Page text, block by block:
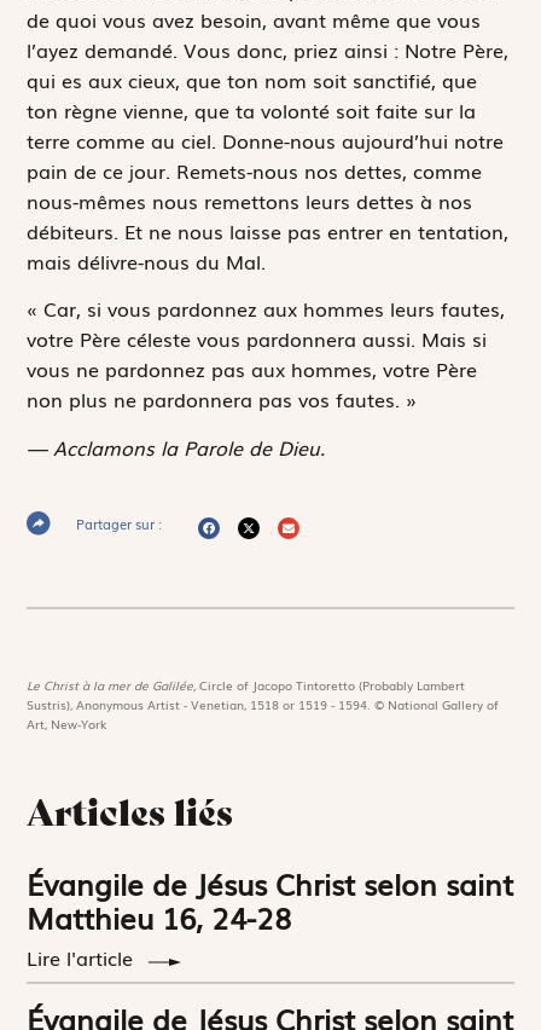
de quoi vous avez besoin, avant même que vous
l’ayez demandé. Vous donc, priez ainsi : Notre Père,
qui es aux cieux, que ton nom soit sanctifié, que
ton règne vienne, que ta volonté soit faite sur la
terre comme au ciel. Donne-nous aujourd’hui notre
pain de ce jour. Remets-nous nos dettes, comme
nous-mêmes nous remettons leurs dettes à nos
débiteurs. Et ne nous laisse pas entrer en tentation,
mais délivre-nous du Mal.
« Car, si vous pardonnez aux hommes leurs fautes,
votre Père céleste vous pardonnera aussi. Mais si
vous ne pardonnez pas aux hommes, votre Père
non plus ne pardonnera pas vos fautes. »
— Acclamons la Parole de Dieu.
Partager sur :
Le Christ à la mer de Galilée,Circle of Jacopo Tintoretto (Probably Lambert
Sustris), Anonymous Artist - Venetian, 1518 or 1519 - 1594. © National Gallery of
Art, New-York
Articles liés
Évangile de Jésus Christ selon saint
Matthieu 16, 24-28
Lire l'article
Évangile de Jésus Christ selon saint